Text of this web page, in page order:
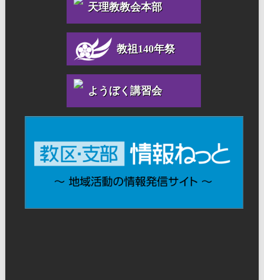
天理教教会本部
教祖140年祭
ようぼく講習会